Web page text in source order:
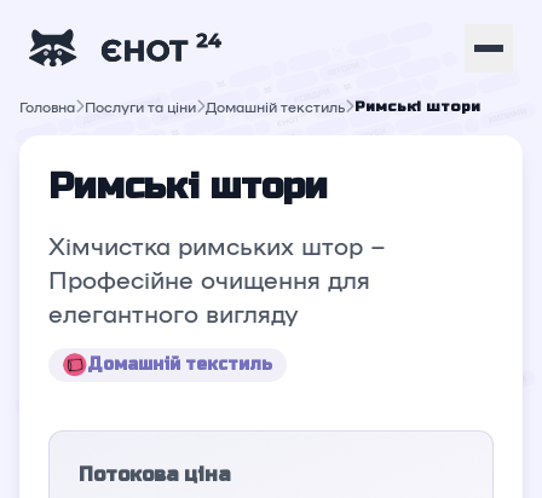
Головна Послуги та ціни Домашній текстиль Римські штори
Римські штори
Хімчистка римських штор –
Професійне очищення для
елегантного вигляду
Домашній текстиль
Потокова ціна